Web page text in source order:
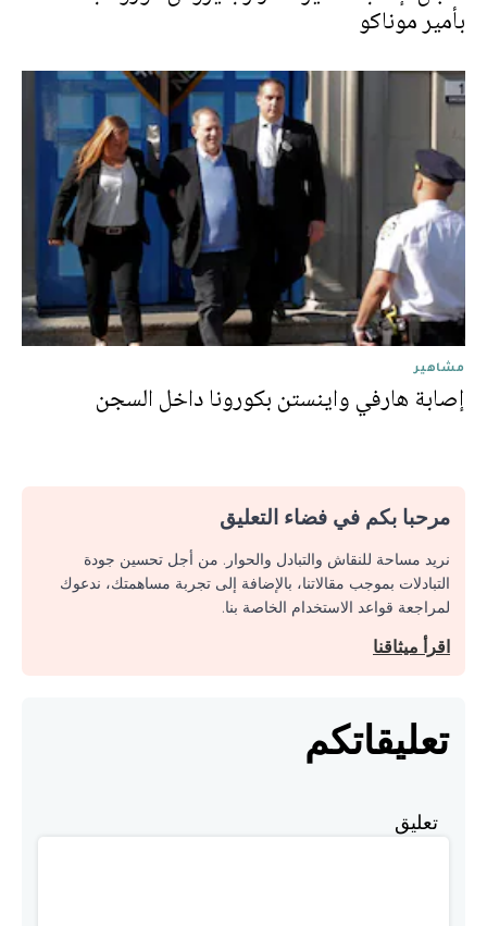
بأمير موناكو
مشاهير
إصابة هارفي واينستن بكورونا داخل السجن
مرحبا بكم في فضاء التعليق
نريد مساحة للنقاش والتبادل والحوار. من أجل تحسين جودة
التبادلات بموجب مقالاتنا، بالإضافة إلى تجربة مساهمتك، ندعوك
لمراجعة قواعد الاستخدام الخاصة بنا.
اقرأ ميثاقنا
تعليقاتكم
تعليق